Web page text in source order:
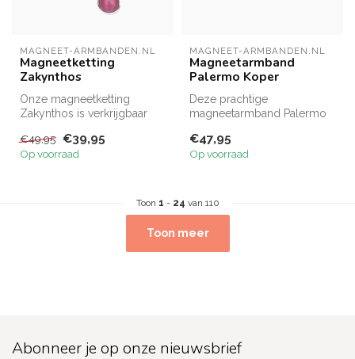
MAGNEET-ARMBANDEN.NL
Magneetketting
Zakynthos
Onze magneetketting
Zakynthos is verkrijgbaar
blauwe of ...
€49,95 €39,95
Op voorraad
MAGNEET-ARMBANDEN.NL
Magneetarmband
Palermo Koper
Deze prachtige
magneetarmband Palermo
prachtige kope...
€47,95
Op voorraad
Toon 1 - 24 van 110
Toon meer
Abonneer je op onze nieuwsbrief